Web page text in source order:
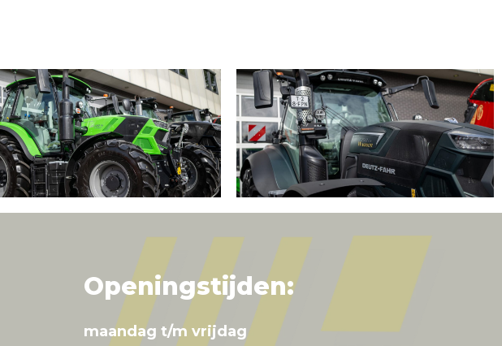
Openingstijden:
maandag t/m vrijdag